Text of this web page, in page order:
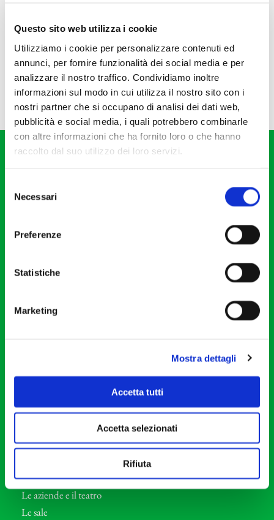
Questo sito web utilizza i cookie
Utilizziamo i cookie per personalizzare contenuti ed
annunci, per fornire funzionalità dei social media e per
analizzare il nostro traffico. Condividiamo inoltre
informazioni sul modo in cui utilizza il nostro sito con i
nostri partner che si occupano di analisi dei dati web,
pubblicità e social media, i quali potrebbero combinarle
con altre informazioni che ha fornito loro o che hanno
raccolto dal suo utilizzo dei loro servizi.
delNecessari
Preferenze
Statistiche
Marketing
Mostra dettagli
Accetta tutti
Accetta selezionati
Rifiuta
Via S. Giovanni sul Muro, 2
Cod. Fisc. 80078650159
Orchestra I Pomeriggi Musicali
Direttore Artistico
Professori d’Orchestra
Eventi Corporate
Le aziende e il teatro
Le sale